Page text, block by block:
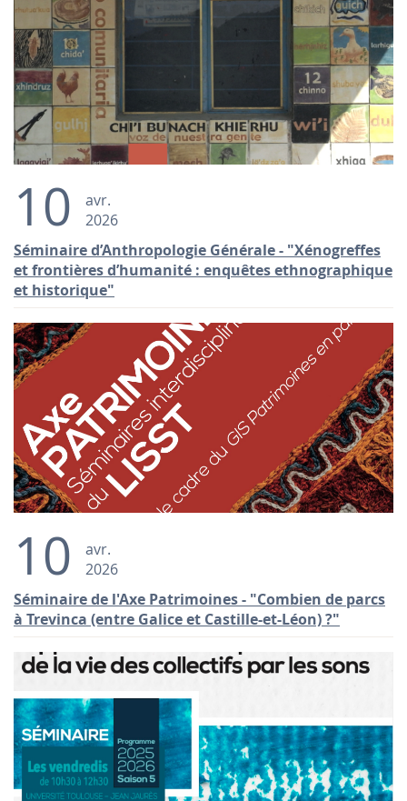
10
avr.
2026
Séminaire d’Anthropologie Générale - "Xénogreffes
et frontières d’humanité : enquêtes ethnographique
et historique"
10
avr.
2026
Séminaire de l'Axe Patrimoines - "Combien de parcs
à Trevinca (entre Galice et Castille-et-Léon) ?"